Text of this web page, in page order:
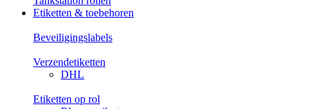
Etiketten & toebehoren
Beveiligingslabels
Verzendetiketten
DHL
Etiketten op rol